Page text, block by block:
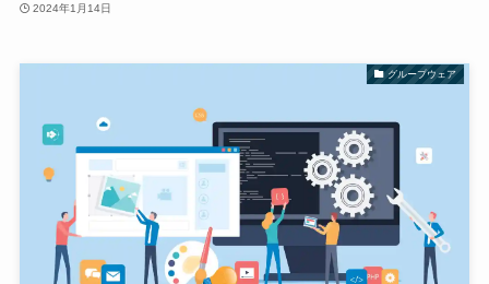
2024年1月14日
グループウェア